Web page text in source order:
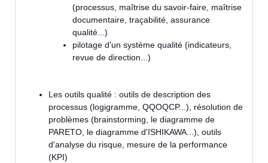
(processus, maîtrise du savoir-faire, maîtrise
documentaire, traçabilité, assurance
qualité...)
pilotage d'un système qualité (indicateurs,
revue de direction...)
Les outils qualité : outils de description des
processus (logigramme, QQOQCP...), résolution de
problèmes (brainstorming, le diagramme de
PARETO, le diagramme d'ISHIKAWA...), outils
d'analyse du risque, mesure de la performance
(KPI)